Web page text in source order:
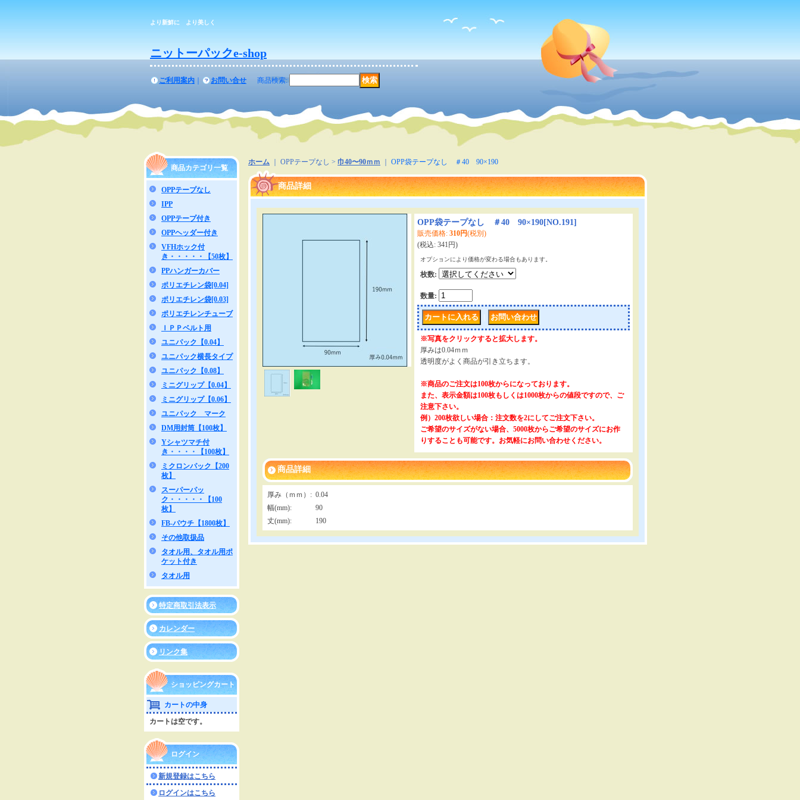
より新鮮に より美しく
ニットーパックe-shop
ご利用案内 お問い合せ 商品検索:
商品カテゴリ一覧
OPPテープなし
IPP
OPPテープ付き
OPPヘッダー付き
VFHホック付
き・・・・・【50枚】
PPハンガーカバー
ポリエチレン袋[0.04]
ポリエチレン袋[0.03]
ポリエチレンチューブ
ＩＰＰベルト用
ユニパック【0.04】
ユニパック横長タイプ
ユニパック【0.08】
ミニグリップ【0.04】
ミニグリップ【0.06】
ユニパック マーク
DM用封筒【100枚】
Yシャツマチ付
き・・・・【100枚】
ミクロンパック【200
枚】
スーパーパッ
ク・・・・・【100
枚】
FB-パウチ【1800枚】
その他取扱品
タオル用、タオル用ポ
ケット付き
タオル用
特定商取引法表示
カレンダー
リンク集
ショッピングカート
カートの中身
カートは空です。
ログイン
新規登録はこちら
ログインはこちら
ホーム ｜ OPPテープなし > 巾40〜90ｍｍ OPP袋テープなし ＃40 90×190
商品詳細
OPP袋テープなし ＃40 90×190[NO.191]
販売価格: 310円(税別)
(税込: 341円)
オプションにより価格が変わる場合もあります。
枚数:
数量:
※写真をクリックすると拡大します。
厚みは0.04ｍｍ
透明度がよく商品が引き立ちます。
※商品のご注文は100枚からになっております。
また、表示金額は100枚もしくは1000枚からの値段ですので、ご
注意下さい。
例）200枚欲しい場合：注文数を2にしてご注文下さい。
ご希望のサイズがない場合、5000枚からご希望のサイズにお作
りすることも可能です。お気軽にお問い合わせください。
商品詳細
厚み（ｍｍ） : 0.04
幅(mm):
90
丈(mm): 190